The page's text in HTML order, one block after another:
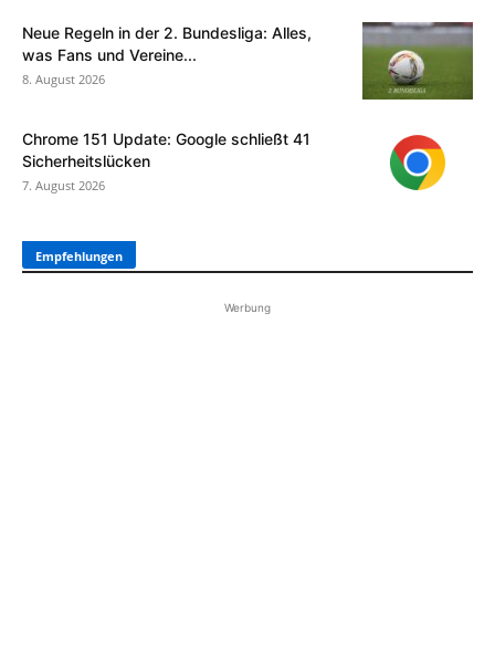
Neue Regeln in der 2. Bundesliga: Alles,
was Fans und Vereine...
8. August 2026
Chrome 151 Update: Google schließt 41
Sicherheitslücken
7. August 2026
Empfehlungen
Werbung